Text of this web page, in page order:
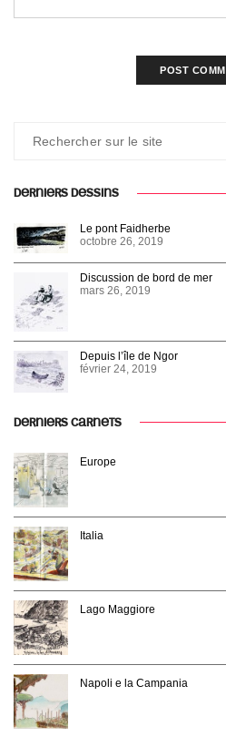
DERNIERS DESSINS
Le pont Faidherbe
octobre 26, 2019
Discussion de bord de mer
mars 26, 2019
Depuis l’île de Ngor
février 24, 2019
DERNIERS CARNETS
Europe
Italia
Lago Maggiore
Napoli e la Campania